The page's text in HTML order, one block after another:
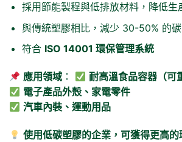
採用節能製程與低排放材料，降低生
與傳統塑膠相比，減少 30-50% 的
符合 ISO 14001 環保管理系統
應用領域 ：
耐高溫食品容器（可
電子產品外殼、家電零件
汽車內裝、運動用品
使用低碳塑膠的企業，可獲得更高的